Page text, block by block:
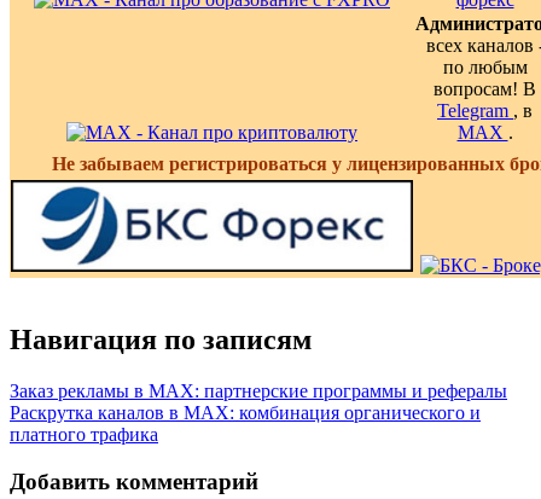
всех каналов
по любым
вопросам! В
Telegram , в
MAX .
Не забываем регистрироваться у лицензированных
Навигация по записям
Заказ рекламы в MAX: партнерские программы и рефералы
Раскрутка каналов в MAX: комбинация органического и
платного трафика
Добавить комментарий